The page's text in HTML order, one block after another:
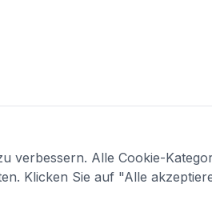
verbessern. Alle Cookie-
Klicken Sie auf "Alle